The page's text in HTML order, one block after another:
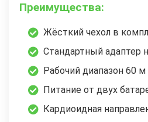
Преимущества:
Жёсткий чехол в
Стандартный адаптер
Рабочий диапазон 60
Питание от двух
Кардиоидная